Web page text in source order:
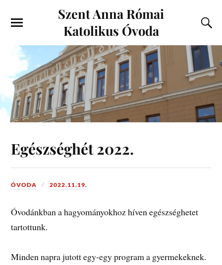
Szent Anna Római
Katolikus Óvoda
Egészséghét 2022.
ÓVODA 2022.11.19.
Óvodánkban a hagyományokhoz híven egészséghetet
tartottunk.
Minden napra jutott egy-egy program a gyermekeknek.